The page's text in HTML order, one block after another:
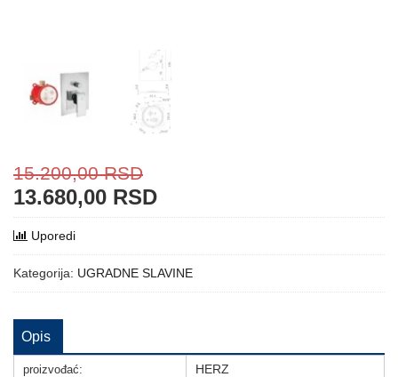
15.200,00RSD
13.680,00 RSD
Uporedi
Kategorija: UGRADNE SLAVINE
Opis
proizvođać: HERZ